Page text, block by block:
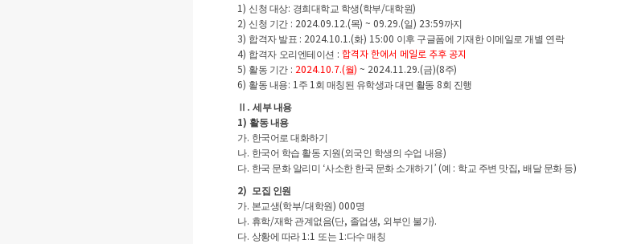
1) 신청 대상: 경희대학교 학생(학부/대학원)
2) 신청 기간: 2024.09.12.(목) ~ 09.29.(일) 23:59까지
3) 합격자 발표 : 2024.10.1.(화) 15:00 이후 구글폼에 기재한 이메일로 개별 연락
4) 합격자 오리엔테이션 : 합격자 한에서 메일로 추후 공지
5) 활동 기간: 2024.10.7.(월)~ 2024.11.29.(금)(8주)
6) 활동 내용: 1주 1회 매칭된 유학생과 대면 활동 8회 진행
. 세부 내용
1) 활동 내용
가. 한국어로 대화하기
나. 한국어 학습 활동 지원(외국인 학생의 수업 내용)
다. 한국 문화 알리미 ‘사소한 한국 문화 소개하기 ’(예 : 학교 주변 맛집,배달 문화 등)
2) 모집 인원
가. 본교생(학부/대학원) 000명
나. 휴학/재학 관계 없음(단, 졸업생, 외부인 불가).
다. 상황에 따라 1:1 또는 1:다수 매칭